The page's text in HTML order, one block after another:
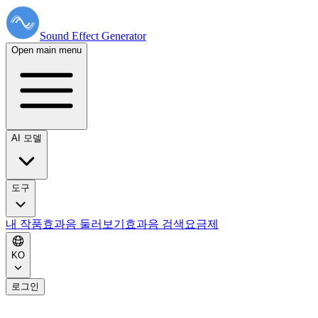
Sound Effect Generator
Open main menu
AI 모델
도구
내 작품효과음 둘러보기 효과음 검색 요금제
KO
로그인